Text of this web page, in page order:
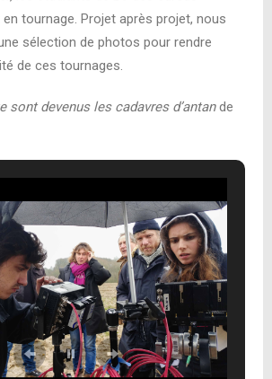
tournage. Projet après projet, nous
sélection de photos pour rendre
de ces tournages.
sont devenus les cadavres d’antande